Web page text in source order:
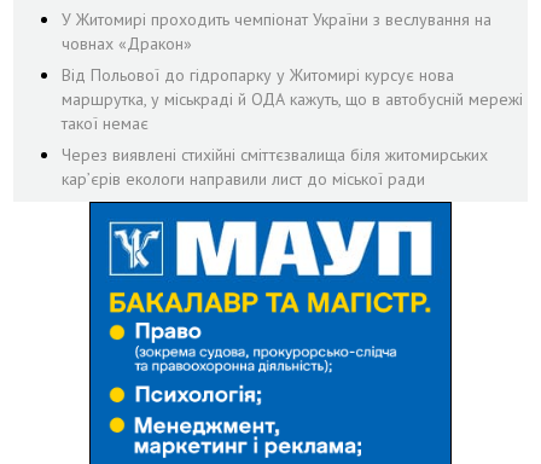
У Житомирі проходить чемпіонат України з веслування на
човнах «Дракон»
Від Польової до гідропарку у Житомирі курсує нова
маршрутка, у міськраді й ОДА кажуть, що в автобусній мережі
такої немає
Через виявлені стихійні сміттєзвалища біля житомирських
кар’єрів екологи направили лист до міської ради